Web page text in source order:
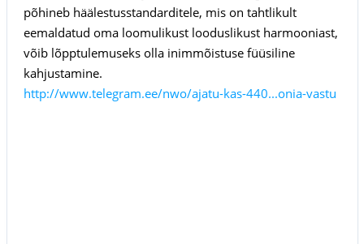
põhineb häälestusstandarditele, mis on tahtlikult
eemaldatud oma loomulikust looduslikust harmooniast,
võib lõpptulemuseks olla inimmõistuse füüsiline
kahjustamine.
http://www.telegram.ee/nwo/ajatu-kas-440...onia-vastu